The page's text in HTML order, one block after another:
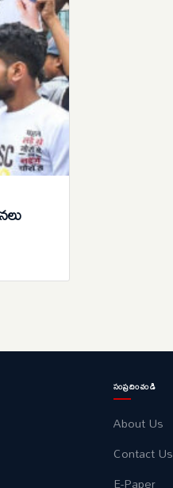
సంప్రదించండి
About Us
Contact Us